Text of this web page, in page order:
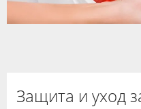
Защита и уход